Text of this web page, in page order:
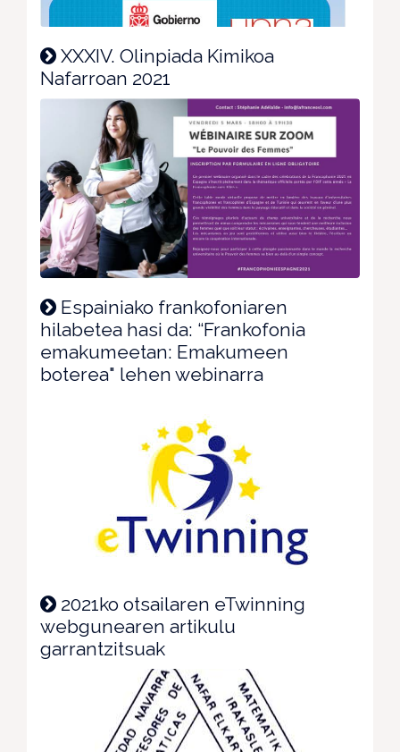
XXXIV. Olinpiada Kimikoa
Nafarroan 2021
Espainiako frankofoniaren
hilabetea hasi da: “Frankofonia
emakumeetan: Emakumeen
boterea" lehen webinarra
2021ko otsailaren eTwinning
webgunearen artikulu
garrantzitsuak